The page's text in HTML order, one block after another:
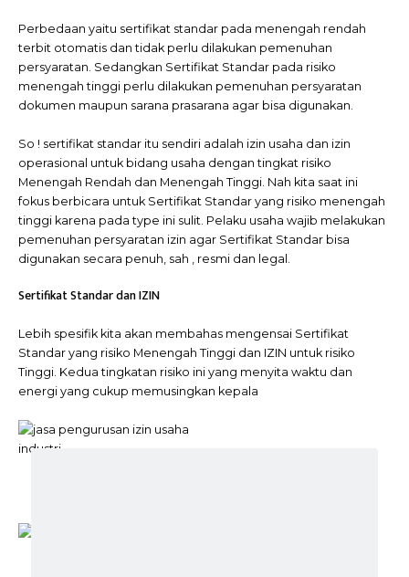
Perbedaan yaitu sertifikat standar pada menengah rendah
terbit otomatis dan tidak perlu dilakukan pemenuhan
persyaratan. Sedangkan Sertifikat Standar pada risiko
menengah tinggi perlu dilakukan pemenuhan persyaratan
dokumen maupun sarana prasarana agar bisa digunakan.
So ! sertifikat standar itu sendiri adalah izin usaha dan izin
operasional untuk bidang usaha dengan tingkat risiko
Menengah Rendah dan Menengah Tinggi. Nah kita saat ini
fokus berbicara untuk Sertifikat Standar yang risiko menengah
tinggi karena pada type ini sulit. Pelaku usaha wajib melakukan
pemenuhan persyaratan izin agar Sertifikat Standar bisa
digunakan secara penuh, sah , resmi dan legal.
Sertifikat Standar dan IZIN
Lebih spesifik kita akan membahas mengensai Sertifikat
Standar yang risiko Menengah Tinggi dan IZIN untuk risiko
Tinggi. Kedua tingkatan risiko ini yang menyita waktu dan
energi yang cukup memusingkan kepala